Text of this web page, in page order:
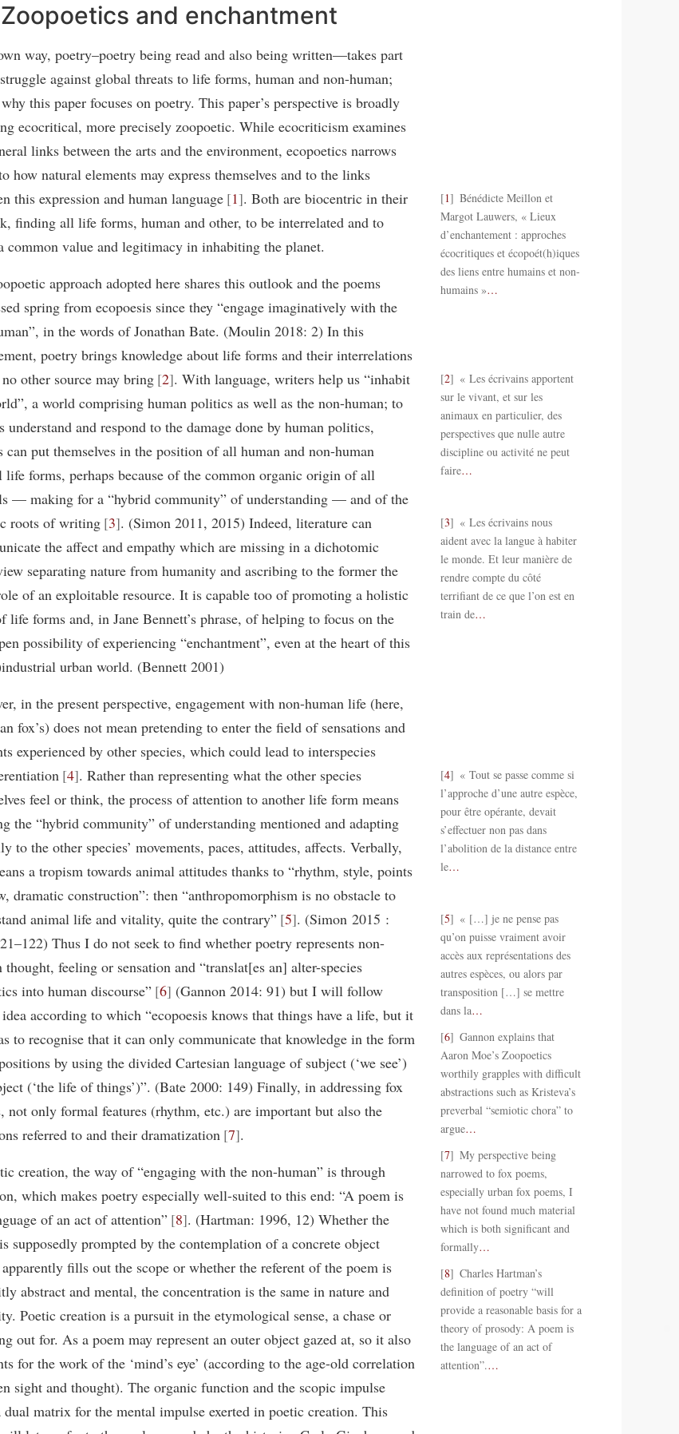
Zoopoetics and enchantment
way, poetry–poetry being read and also being written—takes part
against global threats to life forms, human and non-human;
this paper focuses on poetry. This paper’s perspective is broadly
ecocritical, more precisely zoopoetic. While ecocriticism examines
links between the arts and the environment, ecopoetics narrows
how natural elements may express themselves and to the links
this expression and human language 1 . Both are biocentric in their
finding all life forms, human and other, to be interrelated and to
common value and legitimacy in inhabiting the planet.
approach adopted here shares this outlook and the poems
spring from ecopoesis since they “engage imaginatively with the
in the words of Jonathan Bate. (Moulin 2018: 2) In this
poetry brings knowledge about life forms and their interrelations
other source may bring 2 . With language, writers help us “inhabit
a world comprising human politics as well as the non-human; to
understand and respond to the damage done by human politics,
can put themselves in the position of all human and non-human
life forms, perhaps because of the common organic origin of all
— making for a “hybrid community” of understanding — and of the
roots of writing 3 . (Simon 2011, 2015) Indeed, literature can
the affect and empathy which are missing in a dichotomic
separating nature from humanity and ascribing to the former the
of an exploitable resource. It is capable too of promoting a holistic
life forms and, in Jane Bennett’s phrase, of helping to focus on the
possibility of experiencing “enchantment”, even at the heart of this
urban world. (Bennett 2001)
in the present perspective, engagement with non-human life (here,
fox’s) does not mean pretending to enter the field of sensations and
experienced by other species, which could lead to interspecies
4 . Rather than representing what the other species
feel or think, the process of attention to another life form means
the “hybrid community” of understanding mentioned and adapting
to the other species’ movements, paces, attitudes, affects. Verbally,
a tropism towards animal attitudes thanks to “rhythm, style, points
dramatic construction”: then “anthropomorphism is no obstacle to
animal life and vitality, quite the contrary” 5 . (Simon 2015 :
Thus I do not seek to find whether poetry represents non-
thought, feeling or sensation and “translat[es an] alter-species
into human discourse” 6 (Gannon 2014: 91) but I will follow
idea according to which “ecopoesis knows that things have a life, but it
to recognise that it can only communicate that knowledge in the form
by using the divided Cartesian language of subject (‘we see’)
(‘the life of things’)”. (Bate 2000: 149) Finally, in addressing fox
not only formal features (rhythm, etc.) are important but also the
referred to and their dramatization 7 .
creation, the way of “engaging with the non-human” is through
which makes poetry especially well-suited to this end: “A poem is
of an act of attention” 8 . (Hartman: 1996, 12) Whether the
supposedly prompted by the contemplation of a concrete object
fills out the scope or whether the referent of the poem is
abstract and mental, the concentration is the same in nature and
Poetic creation is a pursuit in the etymological sense, a chase or
out for. As a poem may represent an outer object gazed at, so it also
for the work of the ‘mind’s eye’ (according to the age-old correlation
sight and thought). The organic function and the scopic impulse
dual matrix for the mental impulse exerted in poetic creation. This
1
Bénédicte Meillon et
Margot Lauwers, « Lieux
d’enchantement : approches
écocritiques et écopoét(h)iques
des liens entre humains et non-
humains »…
2
« Les écrivains apportent
sur le vivant, et sur les
animaux en particulier, des
perspectives que nulle autre
discipline ou activité ne peut
faire…
3
« Les écrivains nous
aident avec la langue à habiter
le monde. Et leur manière de
rendre compte du côté
terrifiant de ce que l’on est en
train de…
4
« Tout se passe comme si
l’approche d’une autre espèce,
pour être opérante, devait
s’effectuer non pas dans
l’abolition de la distance entre
le…
5
« […] je ne pense pas
qu’on puisse vraiment avoir
accès aux représentations des
autres espèces, ou alors par
transposition […] se mettre
dans la…
6
Gannon explains that
Aaron Moe’s Zoopoetics
worthily grapples with difficult
abstractions such as Kristeva’s
preverbal “semiotic chora” to
argue…
7
My perspective being
narrowed to fox poems,
especially urban fox poems, I
have not found much material
which is both significant and
formally…
8
Charles Hartman’s
definition of poetry “will
provide a reasonable basis for a
theory of prosody: A poem is
the language of an act of
attention”.…